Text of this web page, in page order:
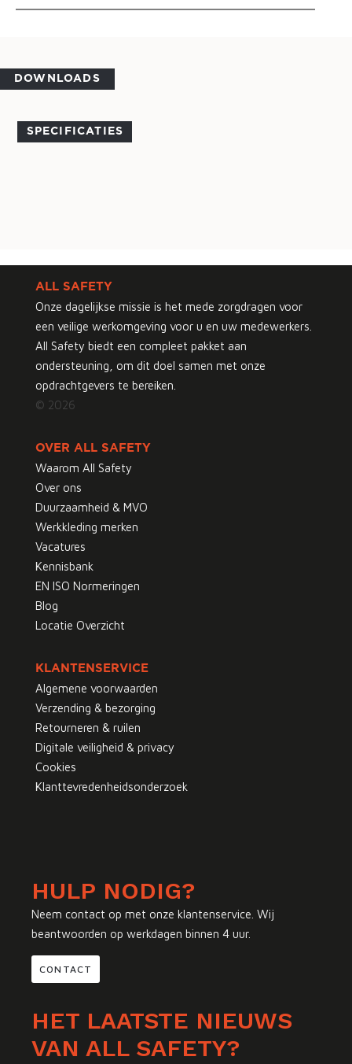
DOWNLOADS
SPECIFICATIES
ALL SAFETY
Onze dagelijkse missie is het mede zorgdragen voor
een veilige werkomgeving voor u en uw medewerkers.
All Safety biedt een compleet pakket aan
ondersteuning, om dit doel samen met onze
opdrachtgevers te bereiken.
© 2026
OVER ALL SAFETY
Waarom All Safety
Over ons
Duurzaamheid & MVO
Werkkleding merken
Vacatures
Kennisbank
EN ISO Normeringen
Blog
Locatie Overzicht
KLANTENSERVICE
Algemene voorwaarden
Verzending & bezorging
Retourneren & ruilen
Digitale veiligheid & privacy
Cookies
Klanttevredenheidsonderzoek
HULP NODIG?
Neem contact op met onze klantenservice. Wij
beantwoorden op werkdagen binnen 4 uur.
CONTACT
HET LAATSTE NIEUWS
VAN ALL SAFETY?